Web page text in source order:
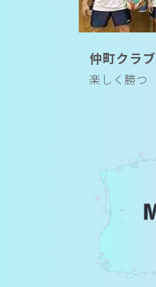
仲町クラブ
楽しく勝つ